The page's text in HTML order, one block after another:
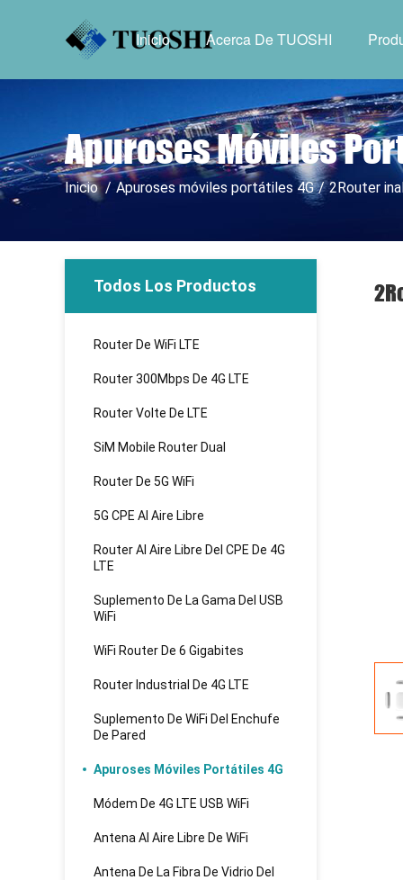
Inicio Acerca De TUOSHI
Apuroses Móviles
Inicio / Apuroses móviles portátiles 4G / 2Router
Todos Los Productos
Router De WiFi LTE
Router 300Mbps De 4G LTE
Router Volte De LTE
SiM Mobile Router Dual
Router De 5G WiFi
5G CPE Al Aire Libre
Router Al Aire Libre Del CPE De 4G
LTE
Suplemento De La Gama Del USB
WiFi
WiFi Router De 6 Gigabites
Router Industrial De 4G LTE
Suplemento De WiFi Del Enchufe
De Pared
Apuroses Móviles Portátiles 4G
Módem De 4G LTE USB WiFi
Antena Al Aire Libre De WiFi
Antena De La Fibra De Vidrio Del